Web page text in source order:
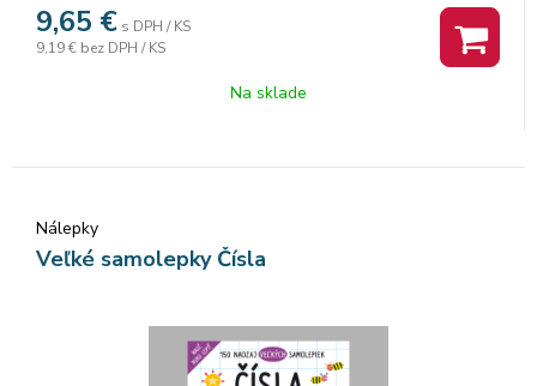
9,65 € s DPH / KS
9,19 € bez DPH / KS
Na sklade
Nálepky
Veľké samolepky Čísla